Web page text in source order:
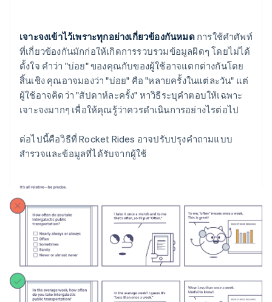
เจาะจงเข้าไว้เพราะทุกอย่างเกี่ยวข้องกันหมดการใช้คำศัพท์
ที่เกี่ยวข้องกันมักก่อให้เกิดการรวบรวมข้อมูลผิดๆ โดยไม่ได้
ตั้งใจ คำว่า "บ่อย" ของคุณกับของผู้ใช้อาจแตกต่างกันโดย
สิ้นเชิง คุณอาจมองว่า "บ่อย" คือ "หลายครั้งในแต่ละวัน" แต่
ผู้ใช้อาจคิดว่า "สัปดาห์ละครั้ง" หาวิธีระบุคำตอบให้เฉพาะ
เจาะจงมากๆ เพื่อให้คุณรู้ว่าควรดำเนินการอย่างไรต่อไป
ต่อไปนี้คือวิธีที่ Rocket Rides อาจปรับปรุงคำถามแบบ
สำรวจและข้อมูลที่ได้รับจากผู้ใช้